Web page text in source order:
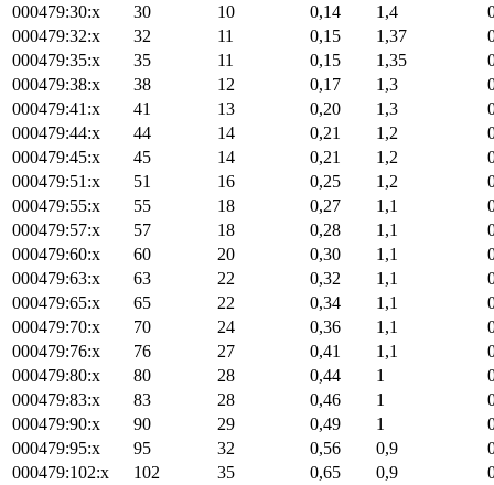
000479:30:x
30 10 0,14 1,4
000479:32:x
32 11 0,15 1,37
000479:35:x
35 11 0,15 1,35
000479:38:x
38 12 0,17 1,3
000479:41:x
41 13 0,20 1,3
000479:44:x
44 14 0,21 1,2
000479:45:x
45 14 0,21 1,2
000479:51:x
51 16 0,25 1,2
000479:55:x
55 18 0,27 1,1
000479:57:x
57 18 0,28 1,1
000479:60:x
60 20 0,30 1,1
000479:63:x
63 22 0,32 1,1
000479:65:x
65 22 0,34 1,1
000479:70:x
70 24 0,36 1,1
000479:76:x
76 27 0,41 1,1
000479:80:x
80 28 0,44 1
000479:83:x
83 28 0,46 1
000479:90:x
90 29 0,49 1
000479:95:x
95 32 0,56 0,9
000479:102:x
102 35 0,65 0,9